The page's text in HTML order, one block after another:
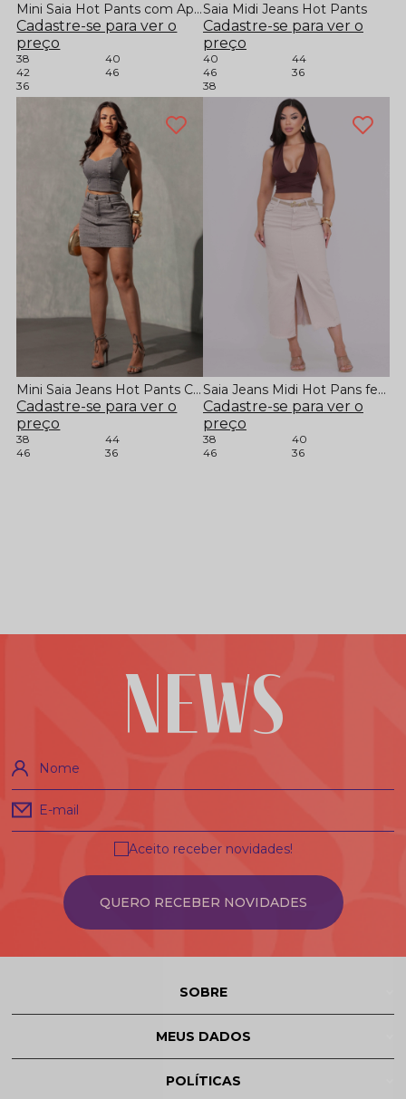
Mini Saia Hot Pants com Aplicação
Cadastre-se para ver o
preço
38
40
42
46
36
Saia Midi Jeans Hot Pants
Cadastre-se para ver o
preço
40
44
46
36
38
Mini Saia Jeans Hot Pants Com Aplicação
Cadastre-se para ver o
preço
38
44
46
36
Saia Jeans Midi Hot Pans feminina Sol Jeans
Cadastre-se para ver o
preço
38
40
46
36
NEWS
Nome
E-mail
QUERO RECEBER NOVIDADES
Aceito receber novidades!
SOBRE
MEUS DADOS
POLÍTICAS